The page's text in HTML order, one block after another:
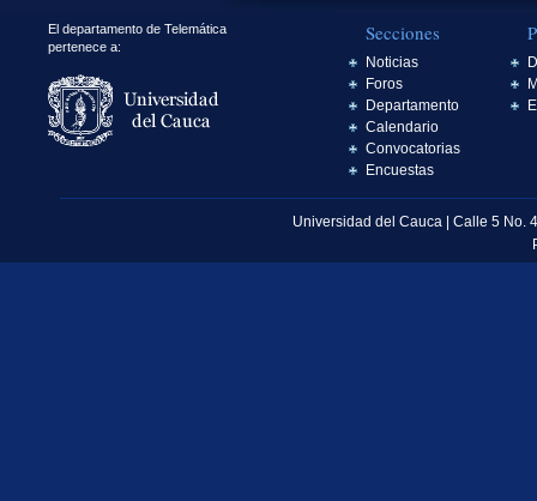
El departamento de Telemática
pertenece a:
Secciones
Noticias
Foros
Departamento
Calendario
Convocatorias
Encuestas
Universidad del Cauca | Calle 5 No.